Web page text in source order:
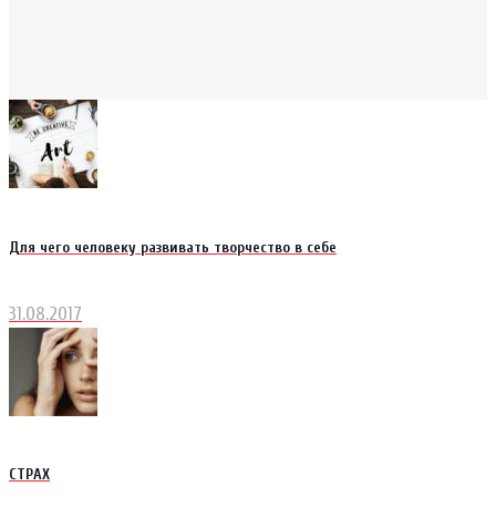
Для чего человеку развивать творчество в себе
31.08.2017
СТРАХ